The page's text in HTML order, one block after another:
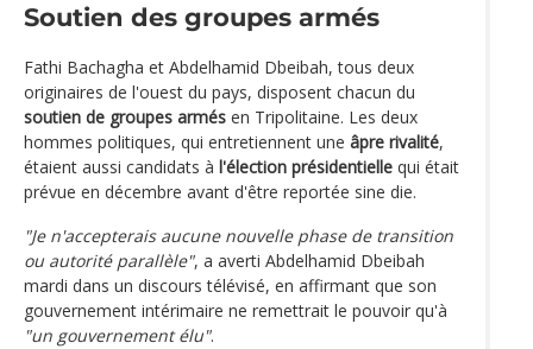
Soutien des groupes armés
Fathi Bachagha et Abdelhamid Dbeibah, tous deux
originaires de l'ouest du pays, disposent chacun du
soutien de groupes armés en Tripolitaine. Les deux
hommes politiques, qui entretiennent une âpre rivalité,
étaient aussi candidats à l'élection présidentielle qui était
prévue en décembre avant d'être reportée sine die.
"Je n'accepterais aucune nouvelle phase de transition
ou autorité parallèle", a averti Abdelhamid Dbeibah
mardi dans un discours télévisé, en affirmant que son
gouvernement intérimaire ne remettrait le pouvoir qu'à
"un gouvernement élu".